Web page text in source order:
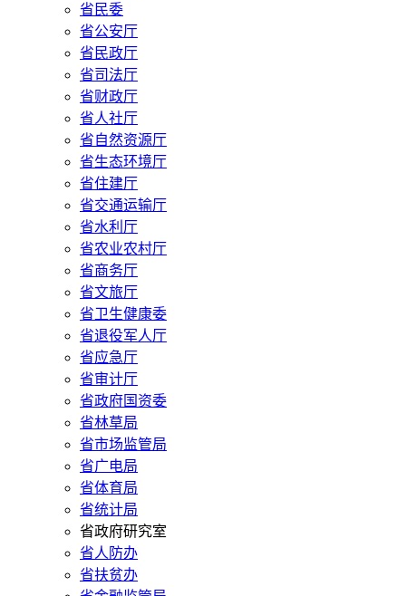
省民委
省公安厅
省民政厅
省司法厅
省财政厅
省人社厅
省自然资源厅
省生态环境厅
省住建厅
省交通运输厅
省水利厅
省农业农村厅
省商务厅
省文旅厅
省卫生健康委
省退役军人厅
省应急厅
省审计厅
省政府国资委
省林草局
省市场监管局
省广电局
省体育局
省统计局
省政府研究室
省人防办
省扶贫办